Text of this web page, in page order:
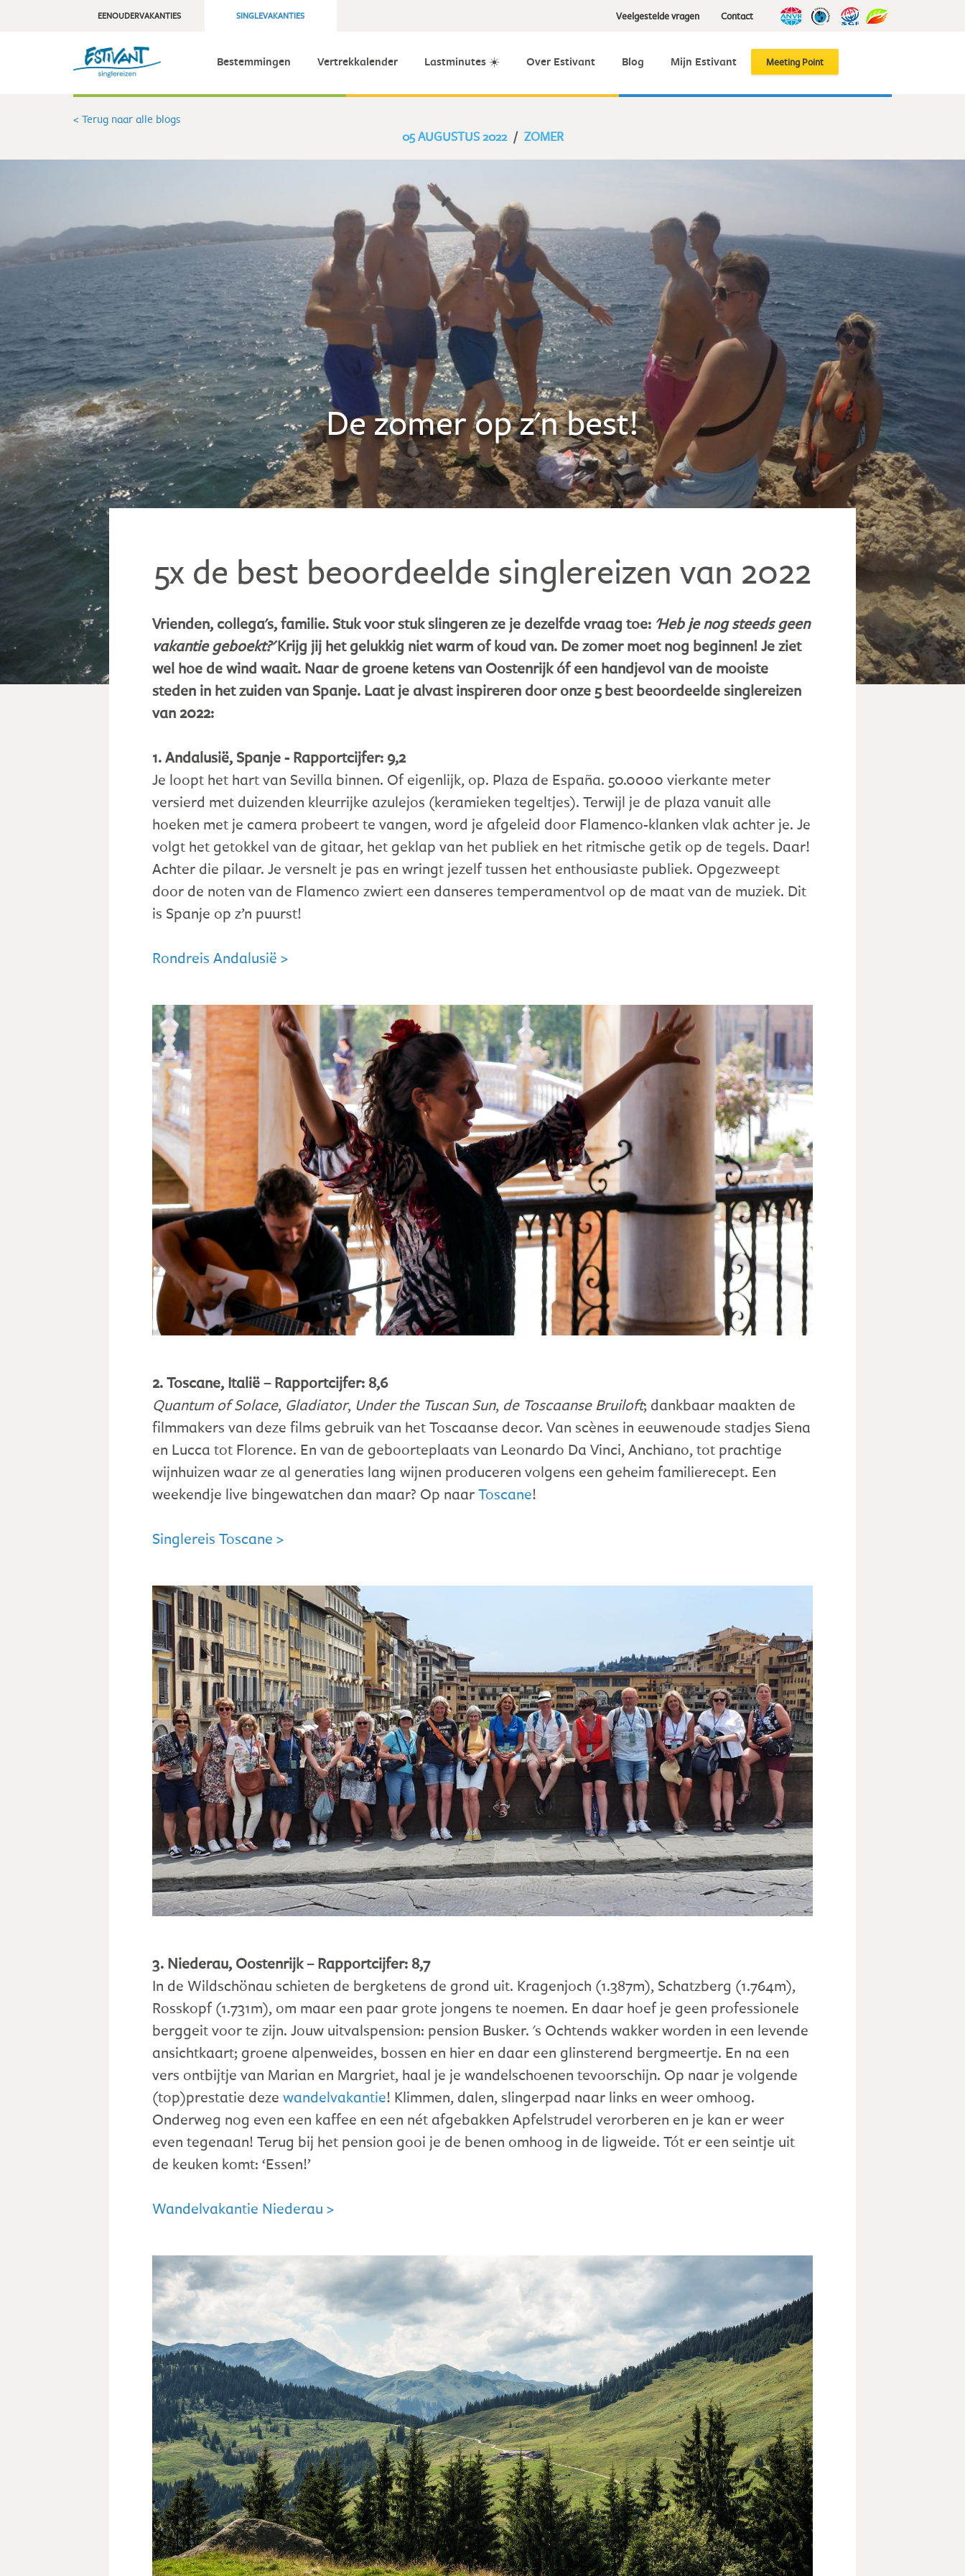
EENOUDERVAKANTIES SINGLEVAKANTIES Veelgestelde vragen Contact
Bestemmingen Vertrekkalender Lastminutes ☀️ Over Estivant Blog Mijn Estivant Meeting Point
< Terug naar alle blogs
05 AUGUSTUS 2022 / ZOMER
De zomer op z'n best!
5x de best beoordeelde singlereizen van 2022
Vrienden, collega's, familie. Stuk voor stuk slingeren ze je dezelfde vraag toe: 'Heb je nog steeds geen
vakantie geboekt?'Krijg jij het gelukkig niet warm of koud van. De zomer moet nog beginnen! Je ziet
wel hoe de wind waait. Naar de groene ketens van Oostenrijk óf een handjevol van de mooiste
steden in het zuiden van Spanje. Laat je alvast inspireren door onze 5 best beoordeelde singlereizen
van 2022:
1. Andalusië, Spanje - Rapportcijfer: 9,2
Je loopt het hart van Sevilla binnen. Of eigenlijk, op. Plaza de España. 50.0000 vierkante meter
versierd met duizenden kleurrijke azulejos (keramieken tegeltjes). Terwijl je de plaza vanuit alle
hoeken met je camera probeert te vangen, word je afgeleid door Flamenco-klanken vlak achter je. Je
volgt het getokkel van de gitaar, het geklap van het publiek en het ritmische getik op de tegels. Daar!
Achter die pilaar. Je versnelt je pas en wringt jezelf tussen het enthousiaste publiek. Opgezweept
door de noten van de Flamenco zwiert een danseres temperamentvol op de maat van de muziek. Dit
is Spanje op z’n puurst!
Rondreis Andalusië >
2. Toscane, Italië – Rapportcijfer: 8,6
Quantum of Solace, Gladiator, Under the Tuscan Sun, de Toscaanse Bruiloft; dankbaar maakten de
filmmakers van deze films gebruik van het Toscaanse decor. Van scènes in eeuwenoude stadjes Siena
en Lucca tot Florence. En van de geboorteplaats van Leonardo Da Vinci, Anchiano, tot prachtige
wijnhuizen waar ze al generaties lang wijnen produceren volgens een geheim familierecept. Een
weekendje live bingewatchen dan maar? Op naarToscane!
Singlereis Toscane >
3. Niederau, Oostenrijk – Rapportcijfer: 8,7
In de Wildschönau schieten de bergketens de grond uit. Kragenjoch (1.387m), Schatzberg (1.764m),
Rosskopf (1.731m), om maar een paar grote jongens te noemen. En daar hoef je geen professionele
berggeit voor te zijn. Jouw uitvalspension: pension Busker. 's Ochtends wakker worden in een levende
ansichtkaart; groene alpenweides, bossen en hier en daar een glinsterend bergmeertje. En na een
vers ontbijtje van Marian en Margriet, haal je je wandelschoenen tevoorschijn. Op naar je volgende
(top)prestatie deze wandelvakantie! Klimmen, dalen, slingerpad naar links en weer omhoog.
Onderweg nog even een kaffee en een nét afgebakken Apfelstrudel verorberen en je kan er weer
even tegenaan! Terug bij het pension gooi je de benen omhoog in de ligweide. Tót er een seintje uit
de keuken komt: ‘Essen!’
Wandelvakantie Niederau >